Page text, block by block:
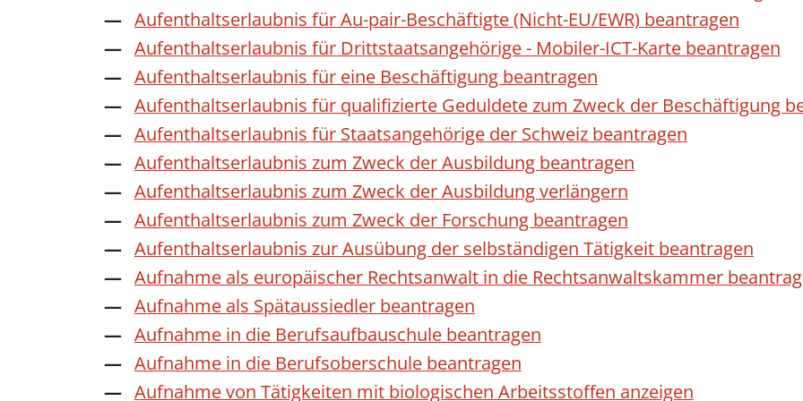
Aufenthaltserlaubnis für Au-pair-Beschäftigte (Nicht-EU/EWR) beantragen
Aufenthaltserlaubnis für Drittstaatsangehörige - Mobiler-ICT-Karte beantragen
Aufenthaltserlaubnis für eine Beschäftigung beantragen
Aufenthaltserlaubnis für qualifizierte Geduldete zum Zweck der Beschäftigung
Aufenthaltserlaubnis für Staatsangehörige der Schweiz beantragen
Aufenthaltserlaubnis zum Zweck der Ausbildung beantragen
Aufenthaltserlaubnis zum Zweck der Ausbildung verlängern
Aufenthaltserlaubnis zum Zweck der Forschung beantragen
Aufenthaltserlaubnis zur Ausübung der selbständigen Tätigkeit beantragen
Aufnahme als europäischer Rechtsanwalt in die Rechtsanwaltskammer
Aufnahme als Spätaussiedler beantragen
Aufnahme in die Berufsaufbauschule beantragen
Aufnahme in die Berufsoberschule beantragen
Aufnahme von Tätigkeiten mit biologischen Arbeitsstoffen anzeigen